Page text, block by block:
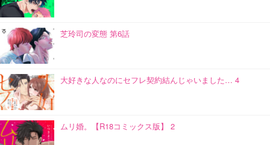
芝玲司の変態 第6話
大好きな人なのにセフレ契約結んじゃいました… 4
ムリ婚。【R18コミックス版】 2